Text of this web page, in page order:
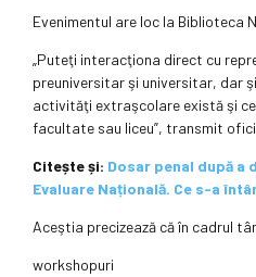
Evenimentul are loc la Biblioteca
„Puteţi interacţiona direct cu
preuniversitar şi universitar, dar
activităţi extraşcolare există şi
facultate sau liceu”, transmit
Citește și: Dosar penal după a
Evaluare Națională. Ce s-a
Aceştia precizează că în cadrul
workshopuri